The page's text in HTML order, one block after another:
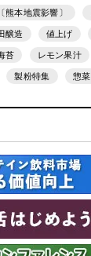
〔熊本地震影響〕
醸造 値上げ
苔 レモン果汁
製粉特集 惣菜